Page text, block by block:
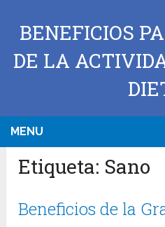
BENEFICIOS
DE LA
MENU
Etiqueta: Sano
Beneficios de la